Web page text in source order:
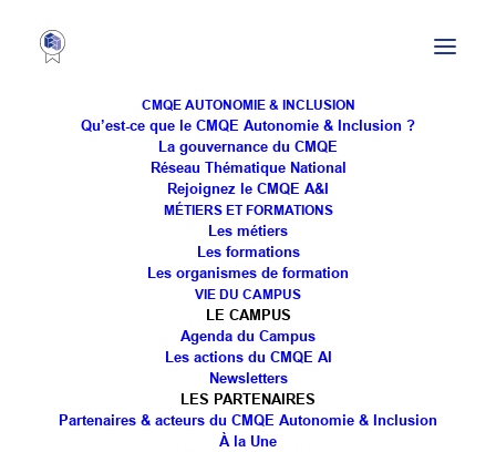
CMQE AUTONOMIE & INCLUSION
Qu’est-ce que le CMQE Autonomie & Inclusion ?
La gouvernance du CMQE
Réseau Thématique National
Rejoignez le CMQE A&I
MÉTIERS ET FORMATIONS
Les métiers
Les formations
Les organismes de formation
VIE DU CAMPUS
LE CAMPUS
Agenda du Campus
Les actions du CMQE AI
Newsletters
LES PARTENAIRES
Partenaires & acteurs du CMQE Autonomie & Inclusion
À la Une
BACHELOR UNIVERSITAIRE DE
TECHNOLOGIE (BUT) – GÉNIE
BIOLOGIQUE : BIOLOGIE MÉDICALE
ET BIOTECHNOLOGIE